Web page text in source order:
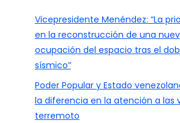
Vicepresidente Menéndez: “La
en la reconstrucción de una
ocupación del espacio tras el
sísmico”
Poder Popular y Estado
la diferencia en la atención a las
terremoto